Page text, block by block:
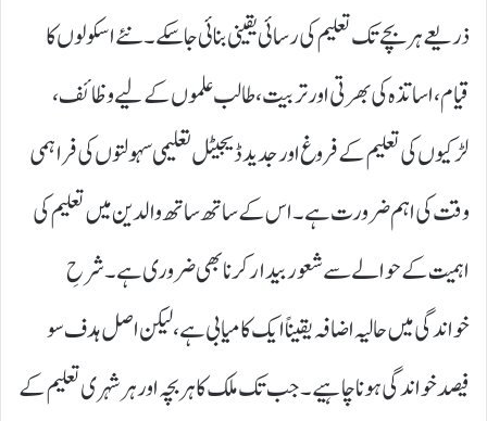
ذریعے ہر بچے تک تعلیم کی رسائی یقینی بنائی جا سکے۔ نئے اسکولوں کا
قیام، اساتذہ کی بھرتی اور تربیت، طالب علموں کے لیے وظائف،
لڑکیوں کی تعلیم کے فروغ اور جدید ڈیجیٹل تعلیمی سہولتوں کی فراہمی
وقت کی اہم ضرورت ہے۔ اس کے ساتھ ساتھ والدین میں تعلیم کی
اہمیت کے حوالے سے شعور بیدار کرنا بھی ضروری ہے۔ شرحِ
خواندگی میں حالیہ اضافہ یقیناً ایک کامیابی ہے، لیکن اصل ہدف سو
فیصد خواندگی ہونا چاہیے۔ جب تک ملک کا ہر بچہ اور ہر شہری تعلیم کے